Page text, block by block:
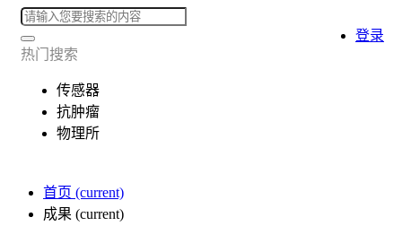
热门搜索
传感器
抗肿瘤
物理所
首页 (current)
成果 (current)
登录